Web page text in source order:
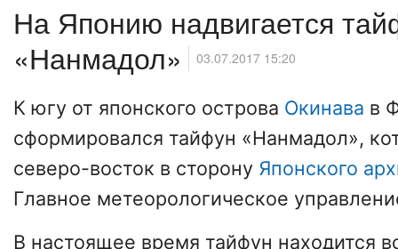
На Японию надвигается
«Нанмадол»
03.07.2017 15:20
К югу от японского острова Окинава в
сформировался тайфун «Нанмадол»,
северо-восток в сторону Японского
Главное метеорологическое
В настоящее время тайфун находится